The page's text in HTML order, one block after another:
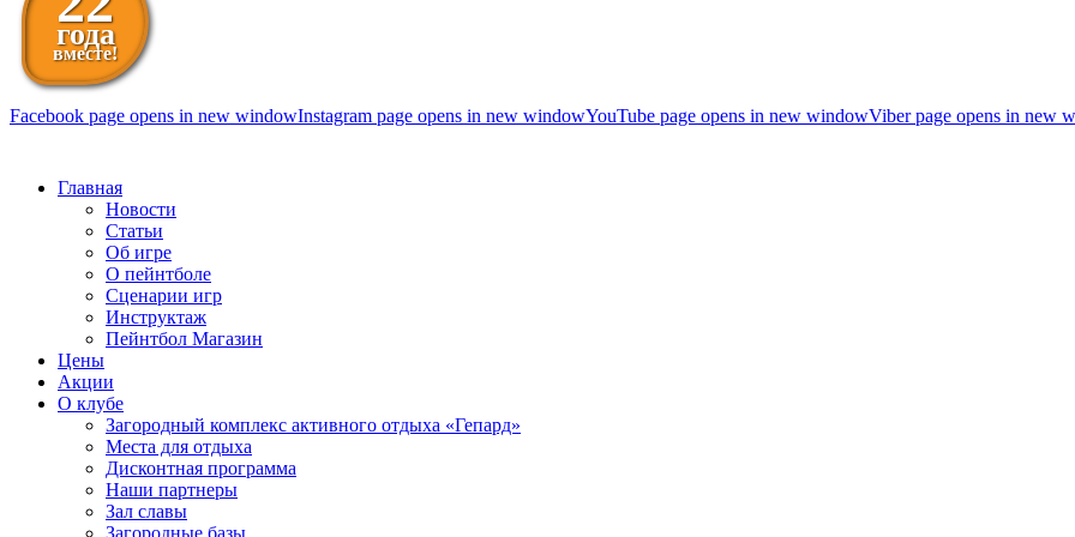
года
вместе!
Facebook page opens in new windowInstagram page opens in new windowYouTube page opens in new windowViber page opens in new
Главная
Новости
Статьи
Об игре
О пейнтболе
Сценарии игр
Инструктаж
Пейнтбол Магазин
Цены
Акции
О клубе
Загородный комплекс активного отдыха «Гепард»
Места для отдыха
Дисконтная программа
Наши партнеры
Зал славы
Загородные базы